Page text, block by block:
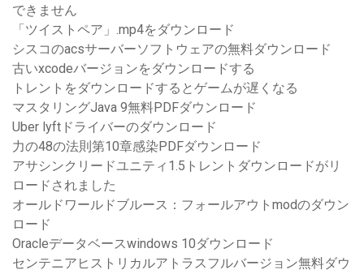
できません
「ツイストペア」.mp4をダウンロード
シスコのacsサーバーソフトウェアの無料ダウンロード
古いxcodeバージョンをダウンロードする
トレントをダウンロードするとゲームが遅くなる
マスタリングJava 9無料PDFダウンロード
Uber lyftドライバーのダウンロード
力の48の法則第10章感染PDFダウンロード
アサシンクリードユニティ1.5トレントダウンロードがリ
ロードされました
オールドワールドブルース：フォールアウトmodのダウン
ロード
Oracleデータベースwindows 10ダウンロード
センテニアヒストリカルアトラスフルバージョン無料ダウ